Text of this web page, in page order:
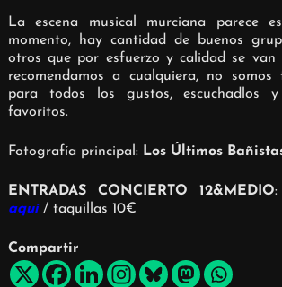
La escena musical murciana parece
momento, hay cantidad de buenos
otros que por esfuerzo y calidad se van
recomendamos a cualquiera, no
para todos los gustos, escuchadlos
favoritos.
Fotografía principal: Los Últimos
ENTRADAS CONCIERTO 12&MEDIO:
aquí/ taquillas 10€
Compartir